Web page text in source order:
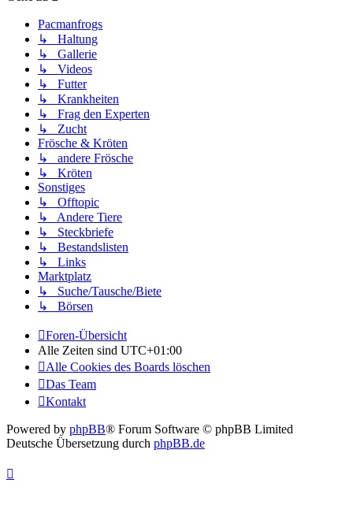
Pacmanfrogs
↳ Haltung
↳ Gallerie
↳ Videos
↳ Futter
↳ Krankheiten
↳ Frag den Experten
↳ Zucht
Frösche & Kröten
↳ andere Frösche
↳ Kröten
Sonstiges
↳ Offtopic
↳ Andere Tiere
↳ Steckbriefe
↳ Bestandslisten
↳ Links
Marktplatz
↳ Suche/Tausche/Biete
↳ Börsen
Foren-Übersicht
Alle Zeiten sind UTC+01:00
Alle Cookies des Boards löschen
Das Team
Kontakt
Powered by phpBB® Forum Software © phpBB Limited
Deutsche Übersetzung durch phpBB.de